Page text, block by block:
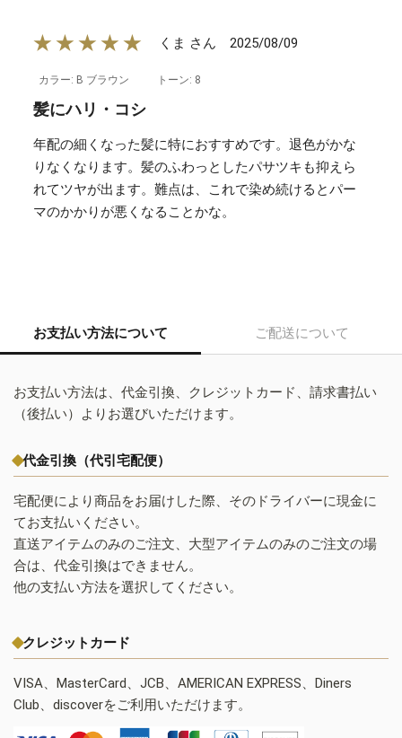
★★★★★ くま さん 2025/08/09
カラー: B ブラウン トーン: 8
髪にハリ・コシ
年配の細くなった髪に特におすすめです。退色がかな
りなくなります。髪のふわっとしたパサツキも抑えら
れてツヤが出ます。難点は、これで染め続けるとパー
マのかかりが悪くなることかな。
お支払い方法について ご配送について
お支払い方法は、代金引換、クレジットカード、請求書払い
（後払い）よりお選びいただけます。
代金引換（代引宅配便）
宅配便により商品をお届けした際、そのドライバーに現金に
てお支払いください。
直送アイテムのみのご注文、大型アイテムのみのご注文の場
合は、代金引換はできません。
他の支払い方法を選択してください。
クレジットカード
VISA、MasterCard、JCB、AMERICAN EXPRESS、Diners
Club、discoverをご利用いただけます。